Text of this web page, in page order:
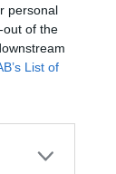
personal
out of the
List of
Πού θα